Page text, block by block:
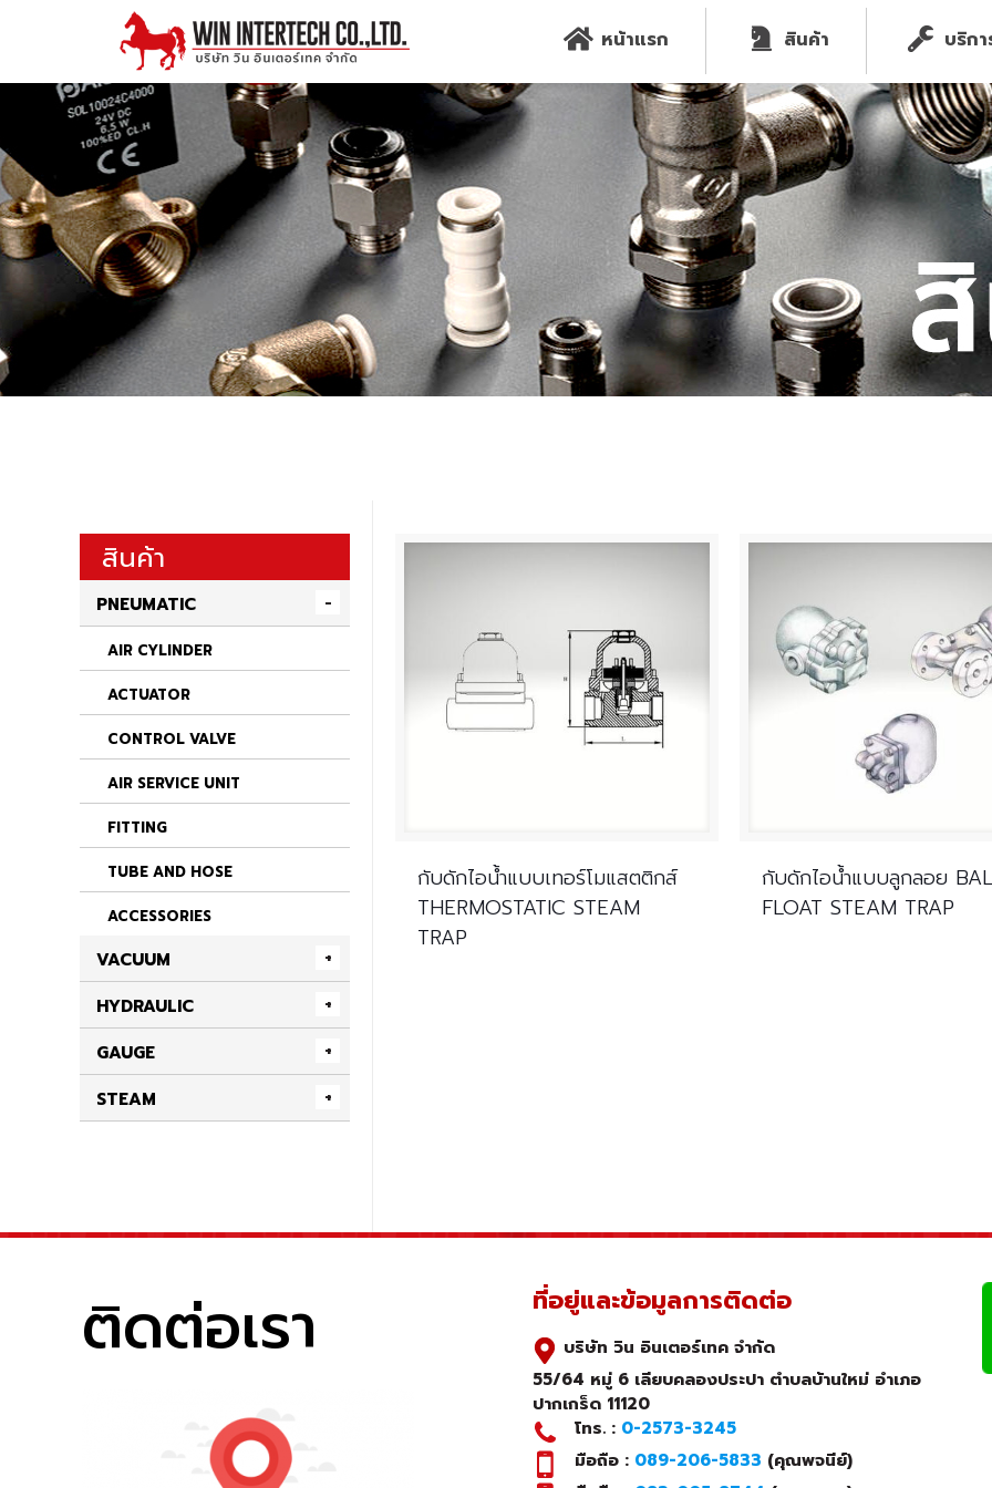
หน้าแรก สินค้า บริกา
กับดักไอน้ำแบบเทอร์โมแสตติกส์
THERMOSTATIC STEAM
TRAP
กับดักไอน้ำแบบลูกลอย
FLOAT STEAM TRAP
สินค้า
PNEUMATIC
AIR CYLINDER
ACTUATOR
CONTROL VALVE
AIR SERVICE UNIT
FITTING
TUBE AND HOSE
ACCESSORIES
VACUUM
HYDRAULIC
GAUGE
STEAM
ติดต่อเรา ที่อยู่และข้อมูลการติดต่อ
บริษัท วิน อินเตอร์เทค จำกัด
55/64 หมู่ 6 เลียบคลองประปา ตำบลบ้านใหม่ อำเภอ
ปากเกร็ด 11120
โทร. : 0-2573-3245
มือถือ : 089-206-5833 (คุณพจนีย์)